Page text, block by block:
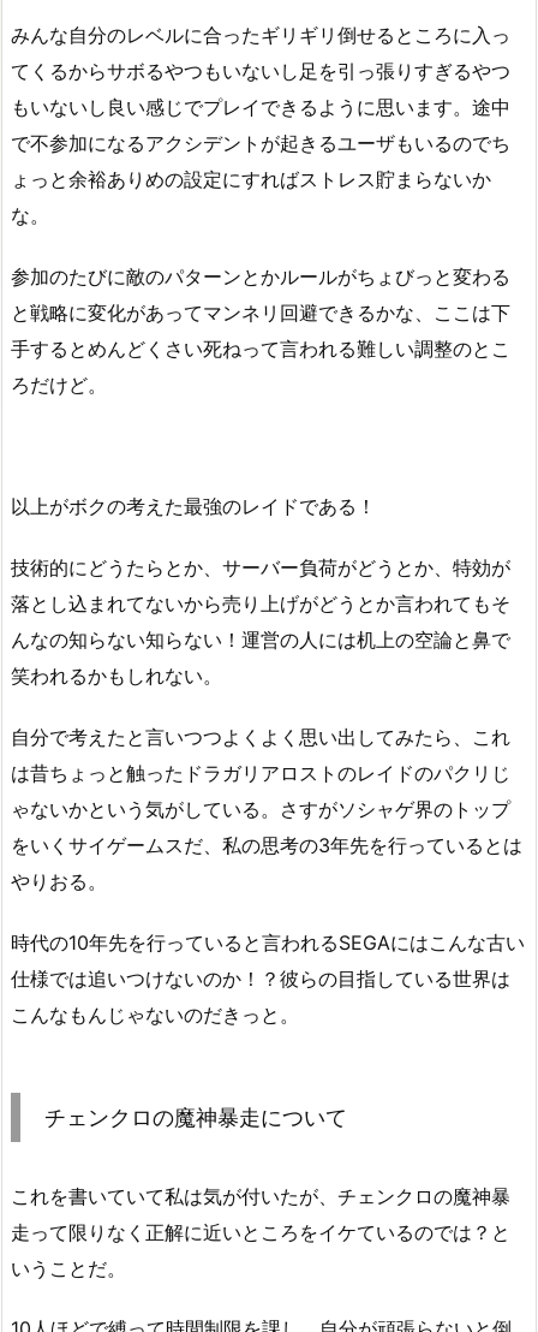
みんな自分のレベルに合ったギリギリ倒せるところに入っ
てくるからサボるやつもいないし足を引っ張りすぎるやつ
もいないし良い感じでプレイできるように思います。途中
で不参加になるアクシデントが起きるユーザもいるのでち
ょっと余裕ありめの設定にすればストレス貯まらないか
な。
参加のたびに敵のパターンとかルールがちょびっと変わる
と戦略に変化があってマンネリ回避できるかな、ここは下
手するとめんどくさい死ねって言われる難しい調整のとこ
ろだけど。
以上がボクの考えた最強のレイドである！
技術的にどうたらとか、サーバー負荷がどうとか、特効が
落とし込まれてないから売り上げがどうとか言われてもそ
んなの知らない知らない！運営の人には机上の空論と鼻で
笑われるかもしれない。
自分で考えたと言いつつよくよく思い出してみたら、これ
は昔ちょっと触ったドラガリアロストのレイドのパクリじ
ゃないかという気がしている。さすがソシャゲ界のトップ
をいくサイゲームスだ、私の思考の3年先を行っているとは
やりおる。
時代の10年先を行っていると言われるSEGAにはこんな古い
仕様では追いつけないのか！？彼らの目指している世界は
こんなもんじゃないのだきっと。
チェンクロの魔神暴走について
これを書いていて私は気が付いたが、チェンクロの魔神暴
走って限りなく正解に近いところをイケているのでは？と
いうことだ。